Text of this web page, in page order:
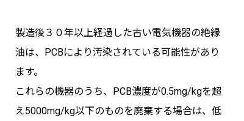
製造後３０年以上経過した古い電気機器の絶縁
油は、PCBにより汚染されている可能性があり
ます。
これらの機器のうち、PCB濃度が0.5mg/kgを超
え5000mg/kg以下のものを廃棄する場合は、低